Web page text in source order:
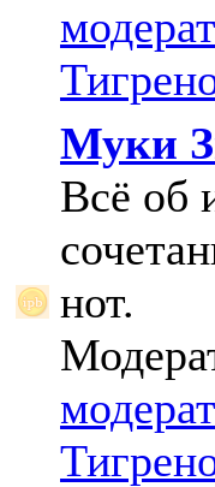
Муки
Всё об
нот.